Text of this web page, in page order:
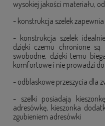
wysokiej jakości materiału,
- konstrukcja szelek
- konstrukcja szelek
dzięki czemu chronione
swobodne, dzięki temu
komfortowe i nie prowadzi
- odblaskowe przeszycia dla
- szelki posiadają
adresówkę, kieszonka
zgubieniem adresówki